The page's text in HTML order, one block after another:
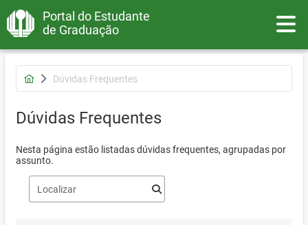
Portal do Estudante
de Graduação
Dúvidas Frequentes
Dúvidas Frequentes
Nesta página estão listadas dúvidas frequentes, agrupadas por
assunto.